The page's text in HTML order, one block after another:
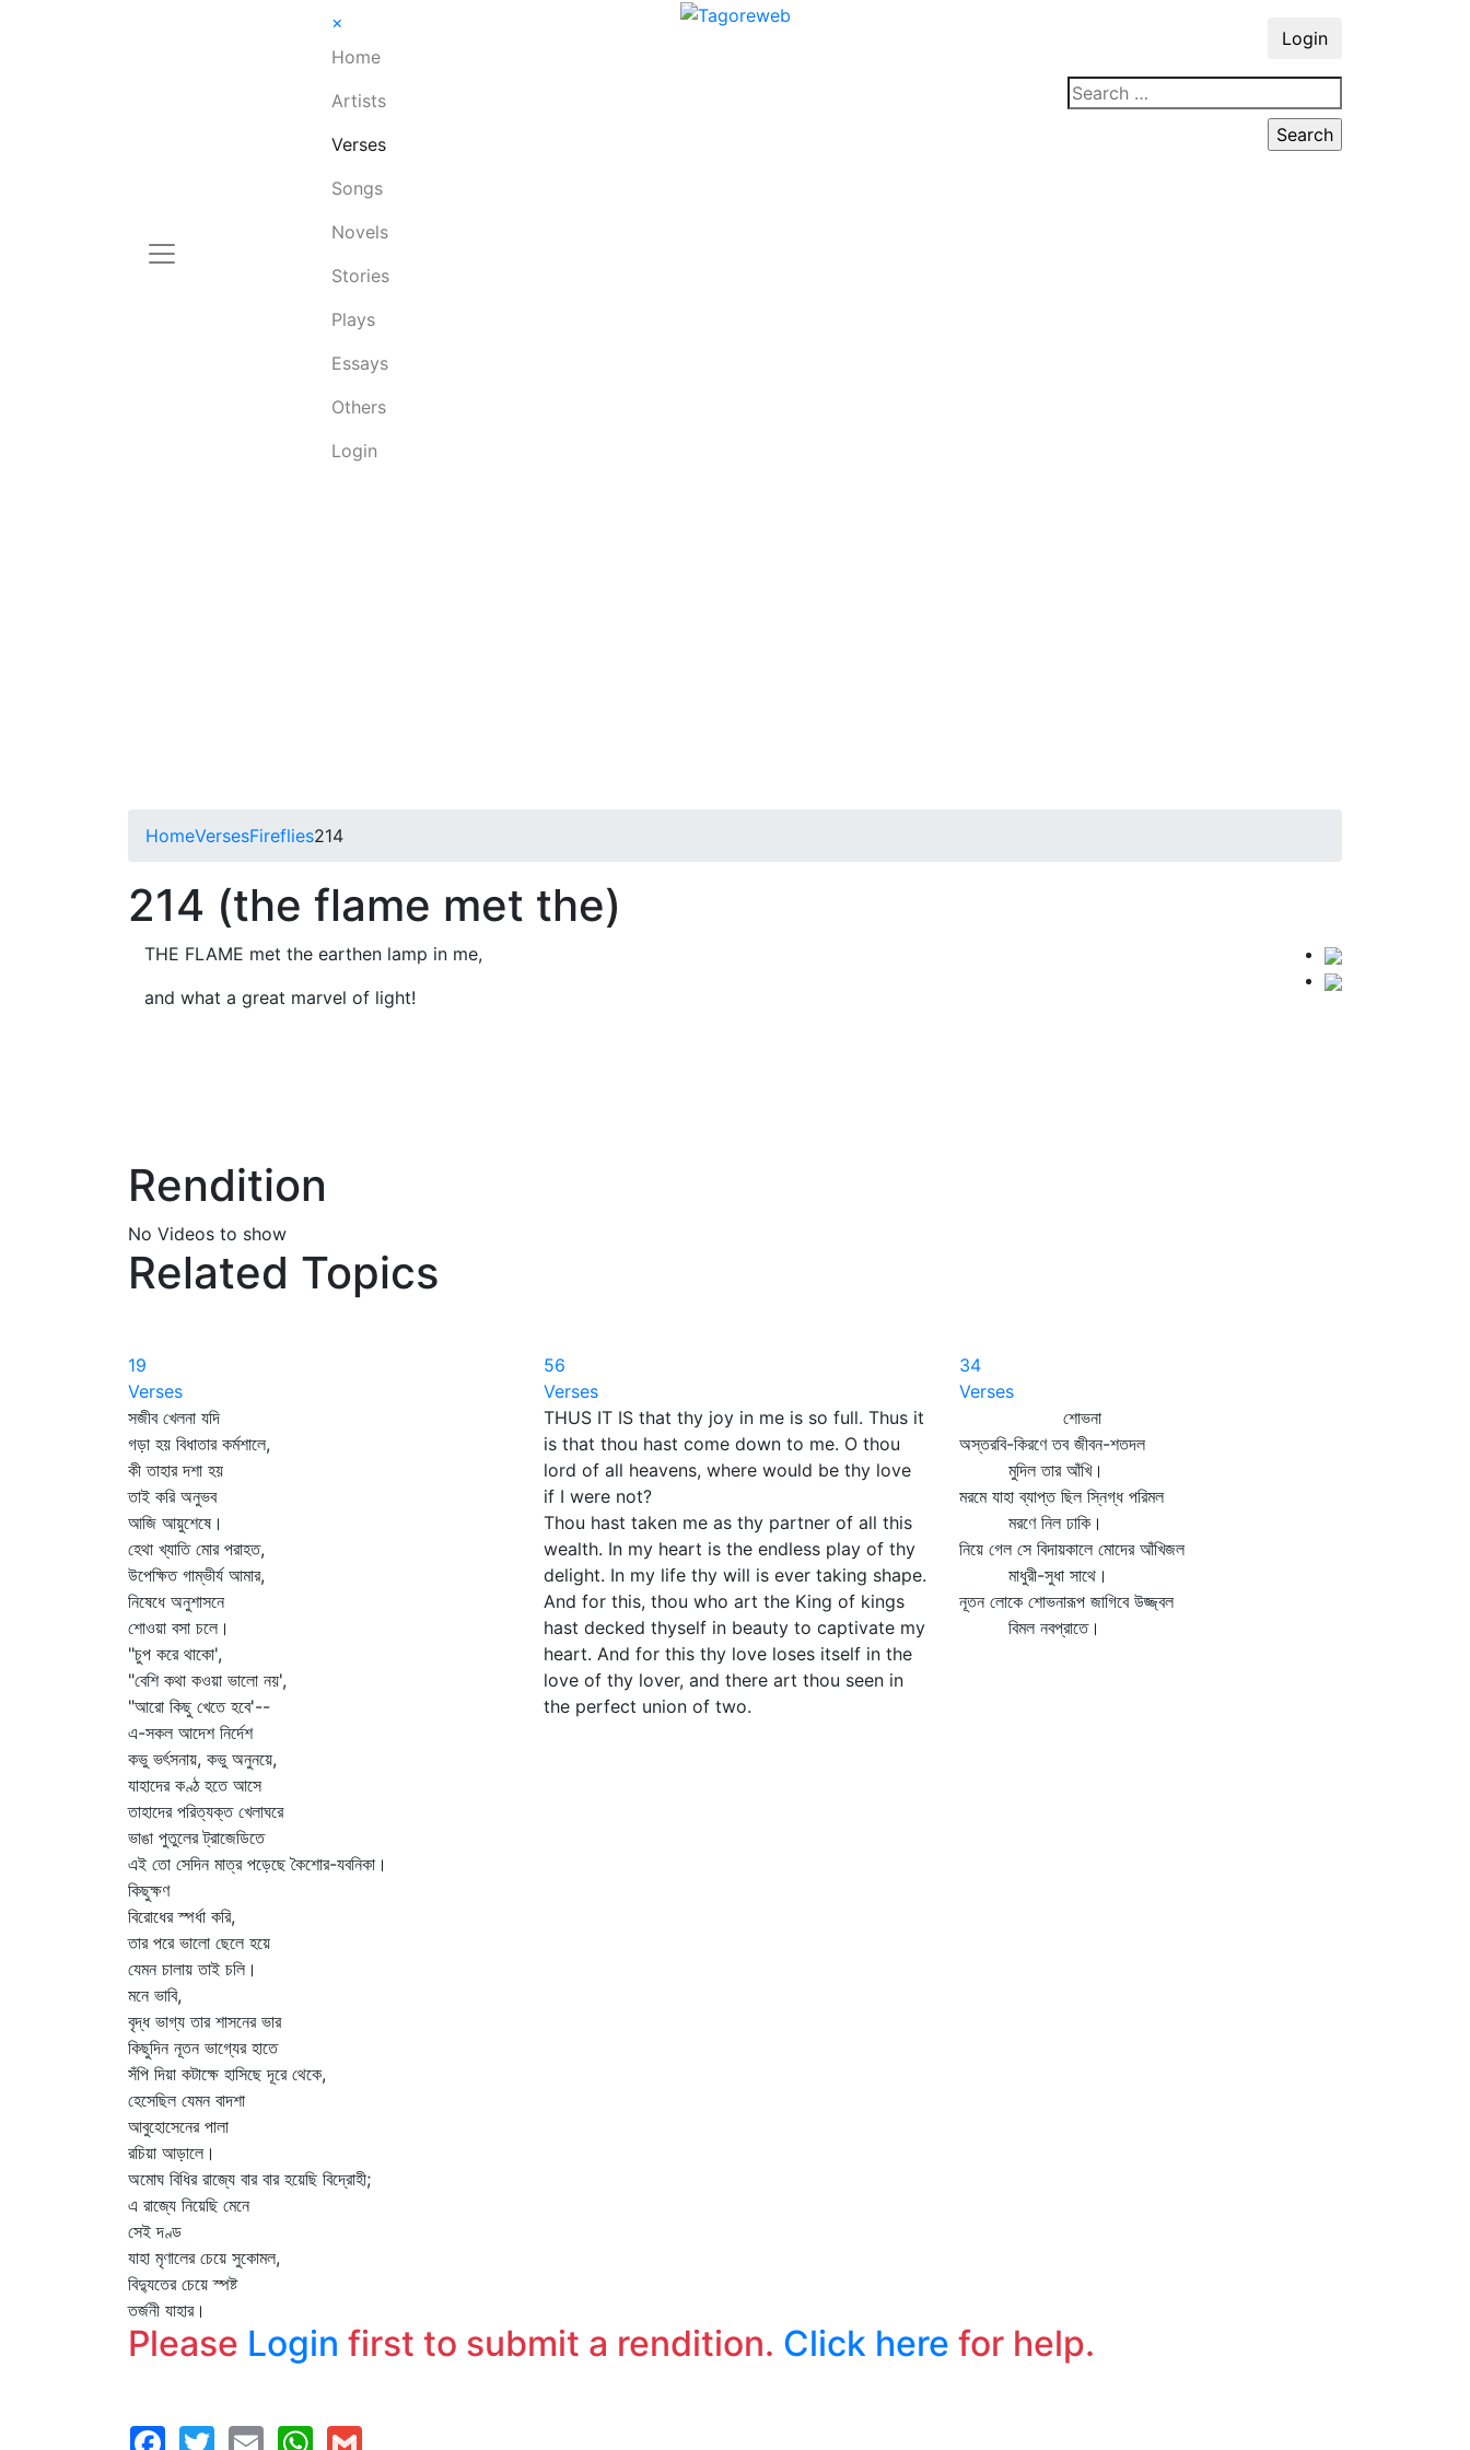
×
Home
Artists
Verses
Songs
Novels
Stories
Plays
Essays
Others
Login
Login
HomeVersesFireflies214
214 (the flame met the)
THE FLAME met the earthen lamp in me,
and what a great marvel of light!
Rendition
No Videos to show
Related Topics
19
Verses
সজীব খেলনা যদি
গড়া হয় বিধাতার কর্মশালে,
কী তাহার দশা হয়
তাই করি অনুভব
আজি আয়ুশেষে।
হেথা খ্যাতি মোর পরাহত,
উপেক্ষিত গাম্ভীর্য আমার,
নিষেধে অনুশাসনে
শোওয়া বসা চলে।
"চুপ করে থাকো',
"বেশি কথা কওয়া ভালো নয়',
"আরো কিছু খেতে হবে'--
এ-সকল আদেশ নির্দেশ
কভু ভর্ৎসনায়, কভু অনুনয়ে,
যাহাদের কণ্ঠ হতে আসে
তাহাদের পরিত্যক্ত খেলাঘরে
ভাঙা পুতুলের ট্রাজেডিতে
এই তো সেদিন মাত্র পড়েছে কৈশোর-যবনিকা।
কিছুক্ষণ
বিরোধের স্পর্ধা করি,
তার পরে ভালো ছেলে হয়ে
যেমন চালায় তাই চলি।
মনে ভাবি,
বৃদ্ধ ভাগ্য তার শাসনের ভার
কিছুদিন নূতন ভাগ্যের হাতে
সঁপি দিয়া কটাক্ষে হাসিছে দূরে থেকে,
হেসেছিল যেমন বাদশা
আবুহোসেনের পালা
রচিয়া আড়ালে।
অমোঘ বিধির রাজ্যে বার বার হয়েছি বিদ্রোহী;
এ রাজ্যে নিয়েছি মেনে
সেই দণ্ড
যাহা মৃণালের চেয়ে সুকোমল,
বিদ্যুতের চেয়ে স্পষ্ট
তর্জনী যাহার।
56
Verses
THUS IT IS that thy joy in me is so full. Thus it
is that thou hast come down to me. O thou
lord of all heavens, where would be thy love
if I were not?
Thou hast taken me as thy partner of all this
wealth. In my heart is the endless play of thy
delight. In my life thy will is ever taking shape.
And for this, thou who art the King of kings
hast decked thyself in beauty to captivate my
heart. And for this thy love loses itself in the
love of thy lover, and there art thou seen in
the perfect union of two.
34
Verses
শোভনা
অস্তরবি-কিরণে তব জীবন-শতদল
মুদিল তার আঁখি।
মরমে যাহা ব্যাপ্ত ছিল স্নিগ্ধ পরিমল
মরণে নিল ঢাকি।
নিয়ে গেল সে বিদায়কালে মোদের আঁখিজল
মাধুরী-সুধা সাথে।
নূতন লোকে শোভনারূপ জাগিবে উজ্জ্বল
বিমল নবপ্রাতে।
Please Login first to submit a rendition. Click here for help.